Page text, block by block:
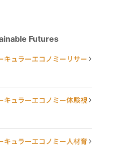
Futures
キュラーエコノミーリサー
キュラーエコノミー体験視
キュラーエコノミー人材育